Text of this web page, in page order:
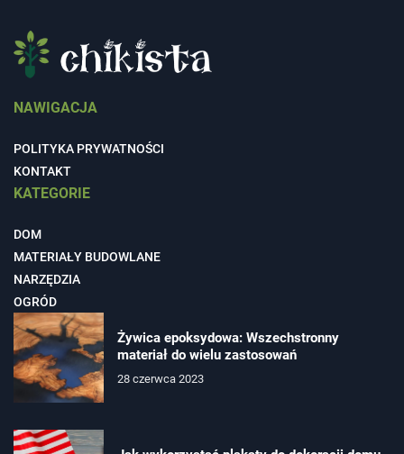
NAWIGACJA
POLITYKA PRYWATNOŚCI
KONTAKT
KATEGORIE
DOM
MATERIAŁY BUDOWLANE
NARZĘDZIA
OGRÓD
Żywica epoksydowa: Wszechstronny
materiał do wielu zastosowań
28 czerwca 2023